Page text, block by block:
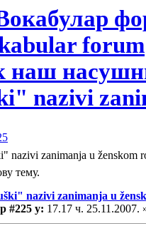
forum
наш
nazivi
nazivi zanimanja u ženskom
тему.
nazivi zanimanja u
#225 у: 17.17 ч. 25.11.2007.